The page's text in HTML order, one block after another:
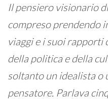
Il pensiero visionario
compreso prendendo
viaggi e i suoi rapporti
della politica e della
soltanto un idealista o
pensatore. Parlava